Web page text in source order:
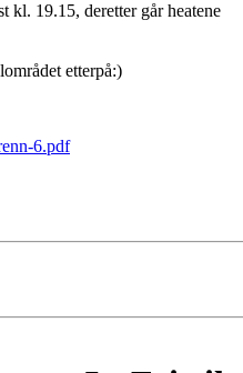
kl. 19.15, deretter går heatene
etterpå:)
6.pdf